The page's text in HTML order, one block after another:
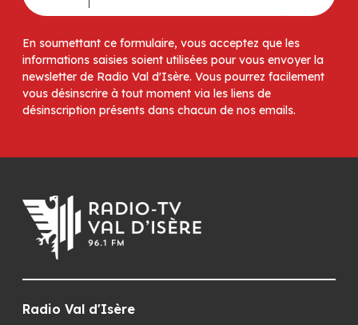
En soumettant ce formulaire, vous acceptez que les
informations saisies soient utilisées pour vous envoyer la
newsletter de Radio Val d'Isère. Vous pourrez facilement
vous désinscrire à tout moment via les liens de
désinscription présents dans chacun de nos emails.
Radio Val d'Isère